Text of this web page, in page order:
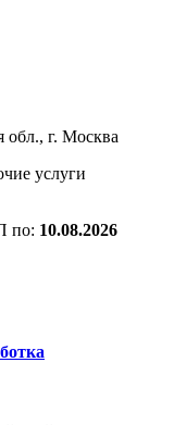
обл., г. Москва
услуги
по: 10.08.2026